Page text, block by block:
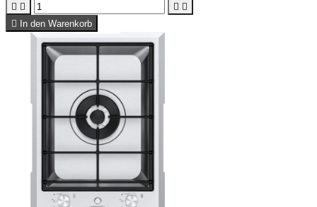
   
 In den Warenkorb